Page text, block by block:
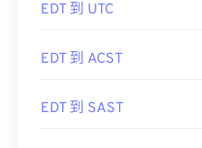
EDT 到 UTC
EDT 到 ACST
EDT 到 SAST